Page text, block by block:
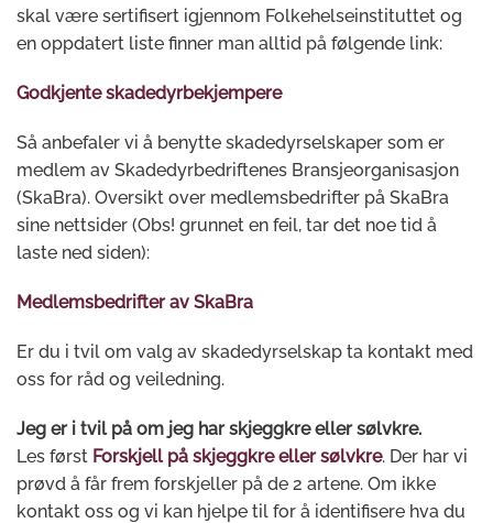
skal være sertifisert igjennom Folkehelseinstituttet og
en oppdatert liste finner man alltid på følgende link:
Godkjente skadedyrbekjempere
Så anbefaler vi å benytte skadedyrselskaper som er
medlem av Skadedyrbedriftenes Bransjeorganisasjon
(SkaBra). Oversikt over medlemsbedrifter på SkaBra
sine nettsider (Obs! grunnet en feil, tar det noe tid å
laste ned siden):
Medlemsbedrifter av SkaBra
Er du i tvil om valg av skadedyrselskap ta kontakt med
oss for råd og veiledning.
Jeg er i tvil på om jeg har skjeggkre eller sølvkre.
Les først Forskjell på skjeggkre eller sølvkre. Der har vi
prøvd å får frem forskjeller på de 2 artene. Om ikke
kontakt oss og vi kan hjelpe til for å identifisere hva du